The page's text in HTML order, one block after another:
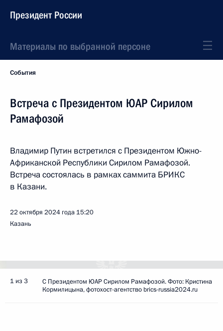
Президент России
Материалы по выбранной персоне
События
Встреча с Президентом ЮАР Сирилом
Рамафозой
Владимир Путин встретился с Президентом Южно-
Африканской Республики Сирилом Рамафозой.
Встреча состоялась в рамках саммита БРИКС
в Казани.
22 октября 2024 года 15:20
Казань
1 из 3
С Президентом ЮАР Сирилом Рамафозой. Фото: Кристина
Кормилицына, фотохост-агентство brics-russia2024.ru